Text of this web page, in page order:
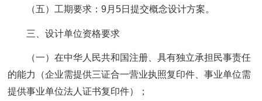
（五）工期要求：9月5日提交概念设计方案。
三、设计单位资格要求
（一）在中华人民共和国注册、具有独立承担民事责任
的能力（企业需提供三证合一营业执照复印件、事业单位需
提供事业单位法人证书复印件）；